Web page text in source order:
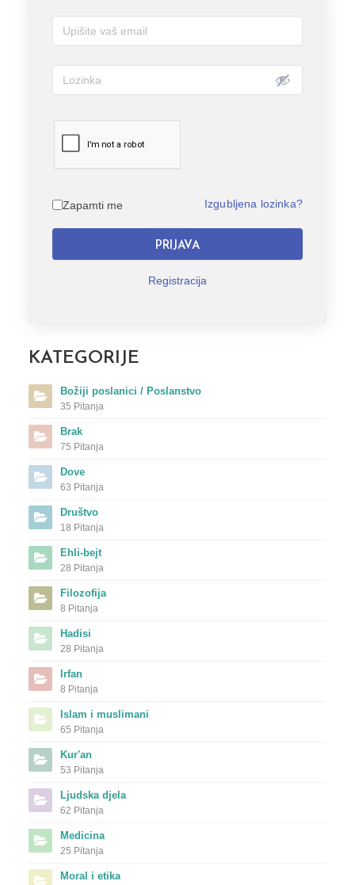
Zapamti me Izgubljena lozinka?
PRIJAVA
Registracija
KATEGORIJE
Božiji poslanici / Poslanstvo
35 Pitanja
Brak
75 Pitanja
Dove
63 Pitanja
Društvo
18 Pitanja
Ehli-bejt
28 Pitanja
Filozofija
8 Pitanja
Hadisi
28 Pitanja
Irfan
8 Pitanja
Islam i muslimani
65 Pitanja
Kur'an
53 Pitanja
Ljudska djela
62 Pitanja
Medicina
25 Pitanja
Moral i etika